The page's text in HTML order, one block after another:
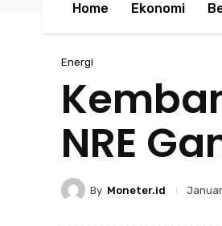
Home Ekonomi
Energi
NRE
By Moneter.id